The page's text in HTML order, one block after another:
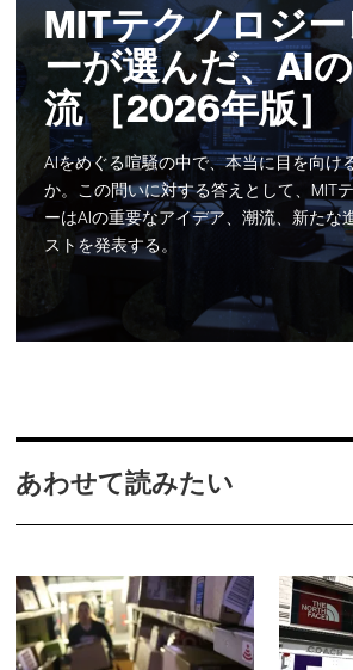
MITテクノロジ
ーが選んだ、AI
流 ［2026年版］
AIをめぐる喧騒の中で、本当に目を向け
か。この問いに対する答えとして、MIT
ーはAIの重要なアイデア、潮流、新たな
ストを発表する。
あわせて読みたい